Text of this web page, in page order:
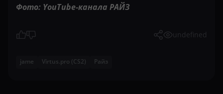
Фото: YouTube-канала РАЙЗ
undefined
jame Virtus.pro (CS2) Райз